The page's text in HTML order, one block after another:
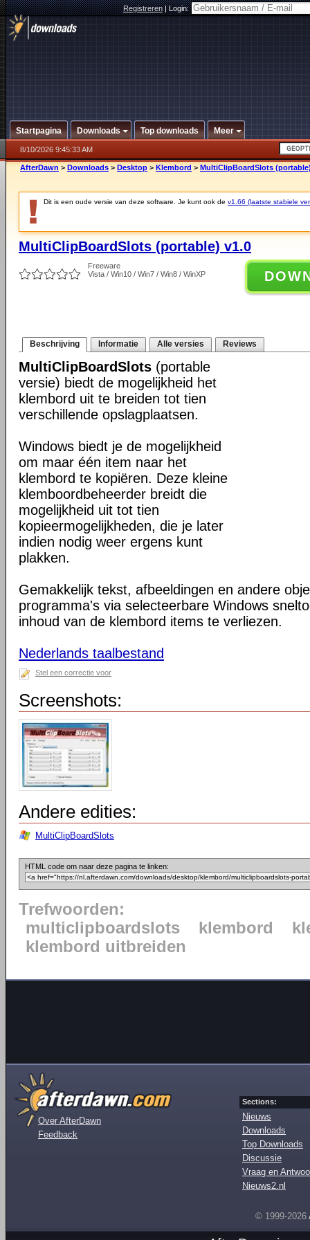
Registreren|Login:
Startpagina Downloads Top downloads Meer
8/10/2026 9:45:33 AM
AfterDawn > Downloads > Desktop > Klembord > MultiClipBoardSlots
Dit is een oude versie van deze software. Je kunt ook de v1.66 (laatste stabiele
MultiClipBoardSlots (portable) v1.0
Freeware
Vista / Win10 / Win7 / Win8 / WinXP
Beschrijving Informatie Alle versies Reviews
MultiClipBoardSlots (portable
versie) biedt de mogelijkheid het
klembord uit te breiden tot tien
verschillende opslagplaatsen.
Windows biedt je de mogelijkheid
om maar één item naar het
klembord te kopiëren. Deze kleine
klemboordbeheerder breidt die
mogelijkheid uit tot tien
kopieermogelijkheden, die je later
indien nodig weer ergens kunt
plakken.
Gemakkelijk tekst, afbeeldingen en andere
programma's via selecteerbare Windows
inhoud van de klembord items te verliezen.
Nederlands taalbestand
Stel een correctie voor
Screenshots:
Andere edities:
MultiClipBoardSlots
HTML code om naar deze pagina te linken:
Trefwoorden:
multiclipboardslots
klembord
klembord uitbreiden
Over AfterDawn
Feedback
Sections:
Nieuws
Downloads
Top Downloads
Discussie
Vraag en
Nieuws2.nl
© 1999-2026